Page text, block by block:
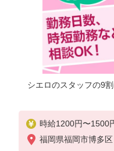
シエロのスタッフの9
時給1200円〜1500
※別途インセンティ
※残業代支給
福岡県福岡市博多区